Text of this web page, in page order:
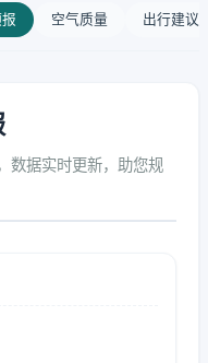
空气质量 出行建议
数据实时更新，助您规